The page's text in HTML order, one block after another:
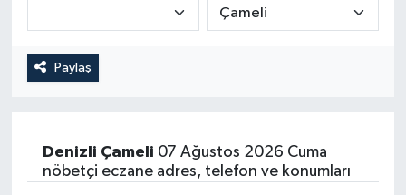
Paylaş
Denizli Çameli 07 Ağustos 2026 Cuma
nöbetçi eczane adres, telefon ve konumları
Eğitim
Genel
Haber Arşivi